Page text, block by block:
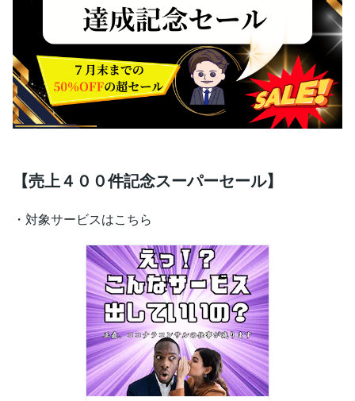
【売上４００件記念スーパーセール】
・対象サービスはこちら